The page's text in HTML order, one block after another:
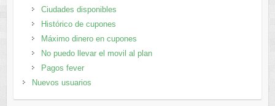
Ciudades disponibles
Histórico de cupones
Máximo dinero en cupones
No puedo llevar el movil al plan
Pagos fever
Nuevos usuarios